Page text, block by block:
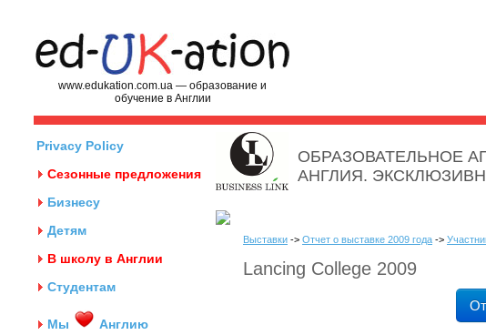
www.edukation.com.ua — образование и
обучение в Англии
Privacy Policy
Сезонные предложения
Бизнесу
Детям
В школу в Англии
Студентам
Мы
Англию
ОБРАЗОВАТЕЛЬНОЕ
АНГЛИЯ.
Выставки -> Отчет о выставке 2009 года ->
Lancing College 2009